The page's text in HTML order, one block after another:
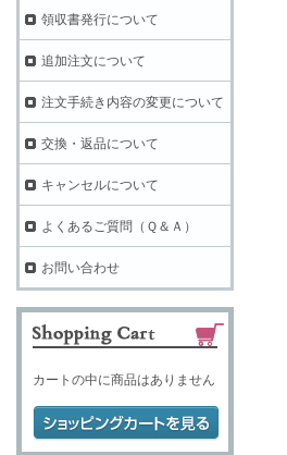
領収書発行について
追加注文について
注文手続き内容の変更について
交換・返品について
キャンセルについて
よくあるご質問（Ｑ＆Ａ）
お問い合わせ
カートの中に商品はありません